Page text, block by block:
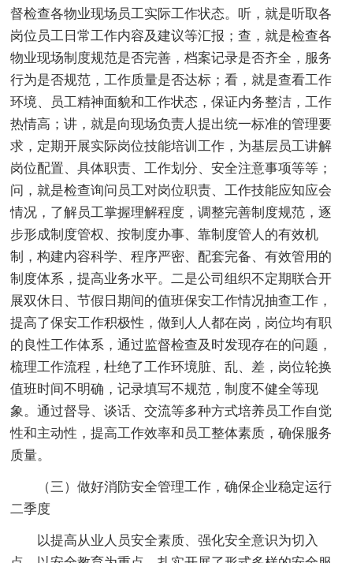
督检查各物业现场员工实际工作状态。听，就是听取各
岗位员工日常工作内容及建议等汇报；查，就是检查各
物业现场制度规范是否完善，档案记录是否齐全，服务
行为是否规范，工作质量是否达标；看，就是查看工作
环境、员工精神面貌和工作状态，保证内务整洁，工作
热情高；讲，就是向现场负责人提出统一标准的管理要
求，定期开展实际岗位技能培训工作，为基层员工讲解
岗位配置、具体职责、工作划分、安全注意事项等等；
问，就是检查询问员工对岗位职责、工作技能应知应会
情况，了解员工掌握理解程度，调整完善制度规范，逐
步形成制度管权、按制度办事、靠制度管人的有效机
制，构建内容科学、程序严密、配套完备、有效管用的
制度体系，提高业务水平。二是公司组织不定期联合开
展双休日、节假日期间的值班保安工作情况抽查工作，
提高了保安工作积极性，做到人人都在岗，岗位均有职
的良性工作体系，通过监督检查及时发现存在的问题，
梳理工作流程，杜绝了工作环境脏、乱、差，岗位轮换
值班时间不明确，记录填写不规范，制度不健全等现
象。通过督导、谈话、交流等多种方式培养员工作自觉
性和主动性，提高工作效率和员工整体素质，确保服务
质量。
（三）做好消防安全管理工作，确保企业稳定运行
二季度
以提高从业人员安全素质、强化安全意识为切入